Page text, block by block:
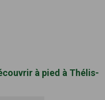
à pied à Thélis-